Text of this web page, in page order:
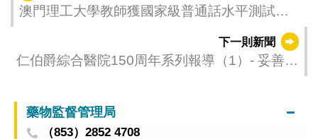
澳門理工大學教師獲國家級普通話水平測試員
下一則新聞
仁伯爵綜合醫院150周年系列報導（1）- 妥善醫
藥物監督管理局
（853）2852 4708